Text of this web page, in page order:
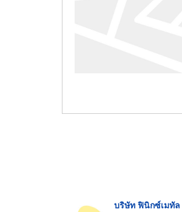
บริษัท ฟินิกซ์เมทัล